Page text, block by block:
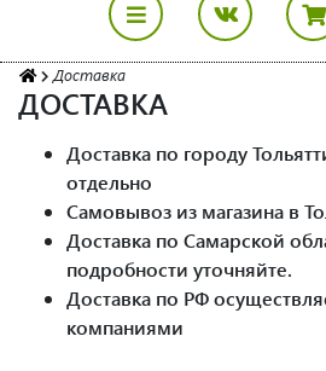
Доставка
ДОСТАВКА
Доставка по городу
отдельно
Самовывоз из магазина в
Доставка по Самарской
подробности уточняйте.
Доставка по РФ
компаниями